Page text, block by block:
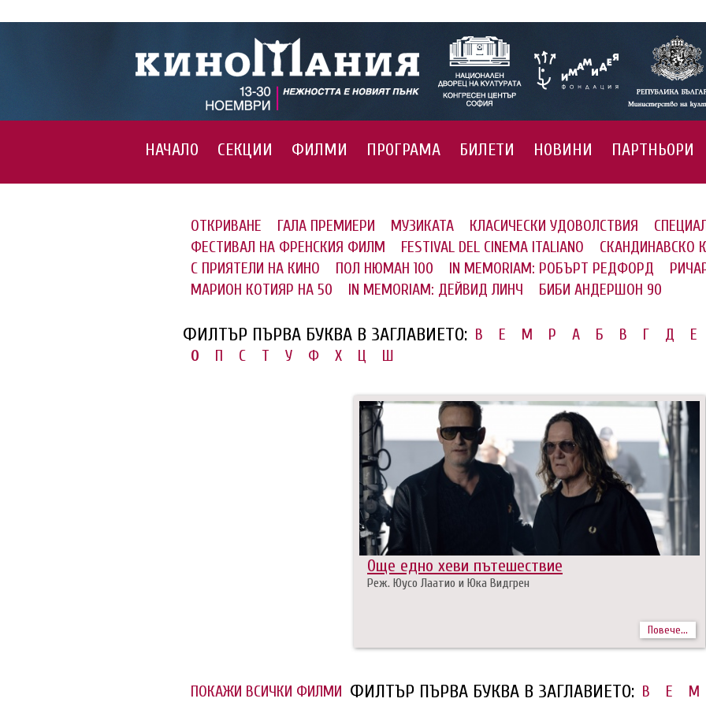
НАЧАЛО СЕКЦИИ ФИЛМИ ПРОГРАМА БИЛЕТИ НОВИНИ ПАРТНЬОРИ
ОТКРИВАНЕ ГАЛА ПРЕМИЕРИ МУЗИКАТА КЛАСИЧЕСКИ УДОВОЛСТВИЯ
ФЕСТИВАЛ НА ФРЕНСКИЯ ФИЛМ
FESTIVAL DEL CINEMA ITALIANO
СКАНДИНАВСКО
С ПРИЯТЕЛИ НА КИНО
ПОЛ НЮМАН 100 IN MEMORIAM: РОБЪРТ РЕДФОРД
МАРИОН КОТИЯР НА 50
IN MEMORIAM: ДЕЙВИД ЛИНЧ БИБИ АНДЕРШОН 90
ФИЛТЪР ПЪРВА БУКВА В ЗАГЛАВИЕТО: B E M P А Б В Г Д Е
О
П С Т У Ф Х Ц Ш
Повече...
Още едно хеви пътешествие
Реж. Юусо Лаатио и Юка Видгрен
ПОКАЖИ ВСИЧКИ ФИЛМИ ФИЛТЪР ПЪРВА БУКВА В ЗАГЛАВИЕТО: B E M